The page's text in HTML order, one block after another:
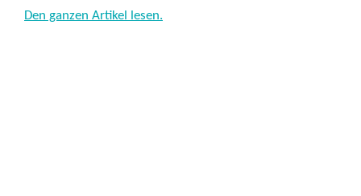
Den ganzen Artikel lesen.